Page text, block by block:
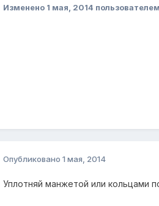
Изменено 1 мая, 2014
Опубликовано 1 мая, 2014
Уплотняй манжетой или кольцами